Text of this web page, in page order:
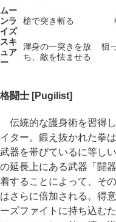
ムー
ンラ
イズ
槍で突き斬る
スキ
ュア
ー
渾身の一突きを放
ち、敵を怯ませる
狙
格闘士 [Pugilist]
伝統的な護身術を習得
イター。鍛え抜かれた拳
武器を帯びているに等し
の延長上にある武器「闘
着することによって、そ
はさらに倍加される。得
ーズファイトに持ち込む